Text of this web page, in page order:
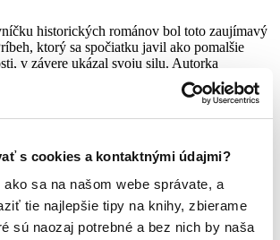
s cookies a kontaktnými údajmi?
sa na našom webe správate, a
tie najlepšie tipy na knihy, zbierame
sú naozaj potrebné a bez nich by naša
historických románov bol toto zaujímavý
ktorý sa spočiatku javil ako pomalšie
v závere ukázal svoju silu. Autorka
som vôbec nečakala a ktorý ma úprimne
nemu dostali niektoré udalosti a súvislosti